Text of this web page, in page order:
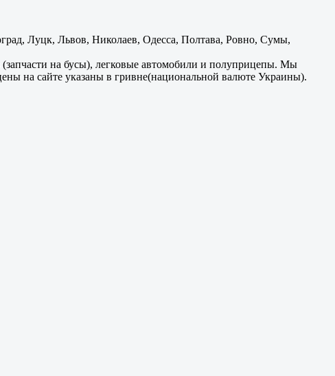
Луцк, Львов, Николаев, Одесса, Полтава, Ровно, Сумы,
(запчасти на бусы), легковые автомобили и полуприцепы. Мы
на сайте указаны в гривне(национальной валюте Украины).